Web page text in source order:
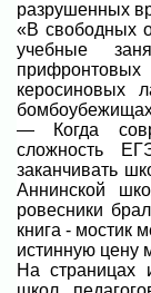
разрушенных
«В свободных
учебные
керосиновых
— Когда
сложность
заканчивать
Аннинской
ровесники
книга - мостик
истинную цену
На страницах